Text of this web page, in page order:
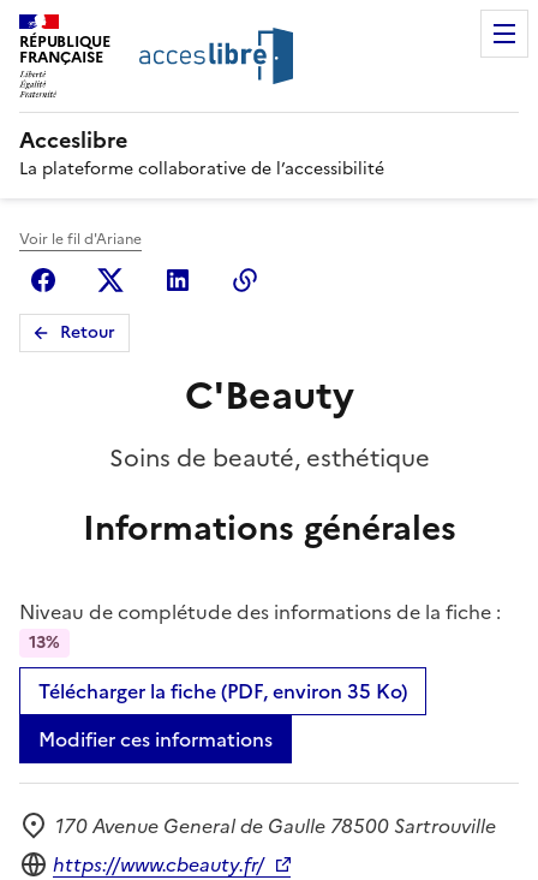
RÉPUBLIQUE
FRANÇAISE
Acceslibre
La plateforme collaborative de l’accessibilité
Voir le fil d'Ariane
FacebookX (anciennement Twitter)
Linkedin
Retour
C'Beauty
Soins de beauté, esthétique
Informations générales
Niveau de complétude des informations de la fiche :
13%
Télécharger la fiche (PDF, environ 35 Ko)
Modifier ces informations
Adresse
170 Avenue General de Gaulle 78500 Sartrouville
Site internet
https://www.cbeauty.fr/